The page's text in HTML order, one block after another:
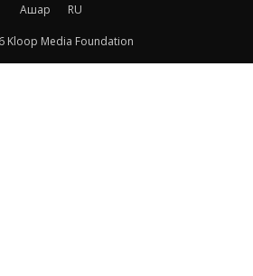
Ашар
RU
Kloop Media Foundation